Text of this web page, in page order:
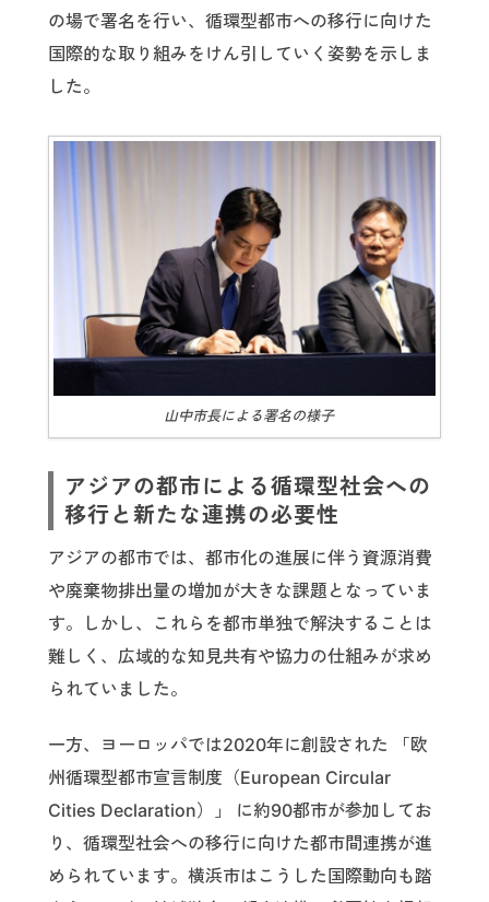
の場で署名を行い、循環型都市への移行に向けた
国際的な取り組みをけん引していく姿勢を示しま
した。
山中市長による署名の様子
アジアの都市による循環型社会への
移行と新たな連携の必要性
アジアの都市では、都市化の進展に伴う資源消費
や廃棄物排出量の増加が大きな課題となっていま
す。しかし、これらを都市単独で解決することは
難しく、広域的な知見共有や協力の仕組みが求め
られていました。
一方、ヨーロッパでは2020年に創設された 「欧
州循環型都市宣言制度（European Circular
Cities Declaration）」 に約90都市が参加してお
り、循環型社会への移行に向けた都市間連携が進
められています。横浜市はこうした国際動向も踏